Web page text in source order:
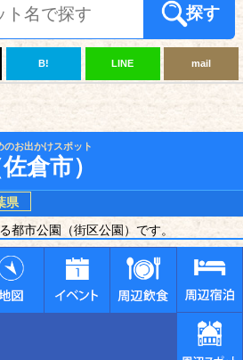
探す
B! LINE mail
のお出かけスポット
倉市）
県
都市公園（街区公園）です。